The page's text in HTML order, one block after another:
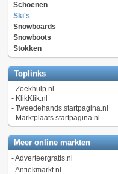
Schoenen
Ski's
Snowboards
Snowboots
Stokken
Toplinks
- Zoekhulp.nl
- KlikKlik.nl
- Tweedehands.startpagina.nl
- Marktplaats.startpagina.nl
Meer online markten
-Adverteergratis.nl
-Antiekmarkt.nl